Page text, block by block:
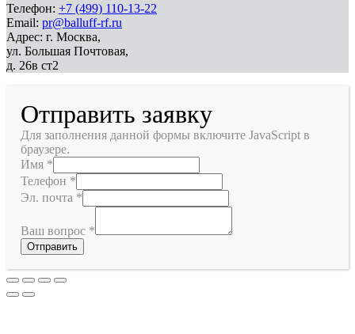
Телефон: +7 (499) 110-13-22
Email: pr@balluff-rf.ru
Адрес: г. Москва,
ул. Большая Почтовая,
д. 26в ст2
Отправить заявку
Для заполнения данной формы включите JavaScript в
браузере.
Имя *
Телефон *
Эл. почта *
Ваш вопрос *
Отправить